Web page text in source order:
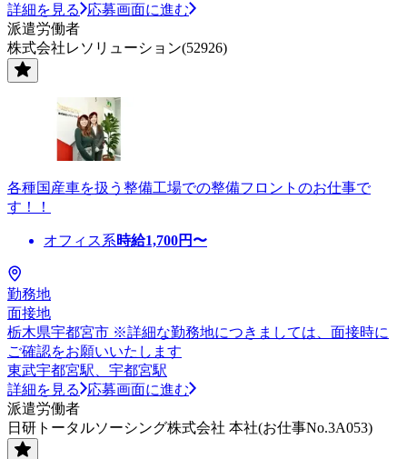
詳細を見る
応募画面に進む
派遣労働者
株式会社レソリューション(52926)
各種国産車を扱う整備工場での整備フロントのお仕事で
す！！
オフィス系時給1,700円〜
勤務地
面接地
栃木県宇都宮市 ※詳細な勤務地につきましては、面接時に
ご確認をお願いいたします
東武宇都宮駅、宇都宮駅
詳細を見る
応募画面に進む
派遣労働者
日研トータルソーシング株式会社 本社(お仕事No.3A053)